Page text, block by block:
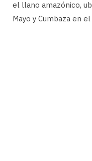
el llano amazónico,
Mayo y Cumbaza en